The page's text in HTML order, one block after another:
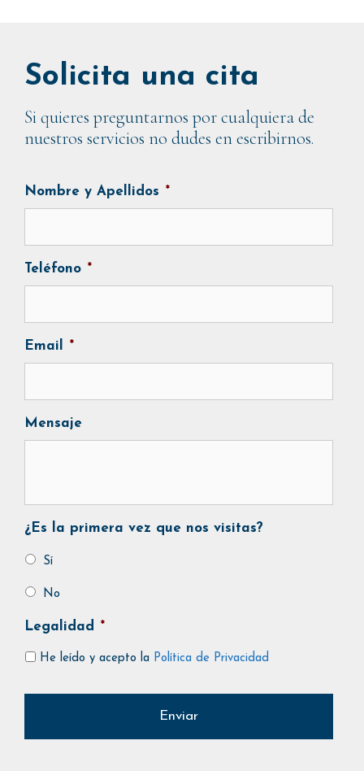
Solicita una cita
Si quieres preguntarnos por cualquiera de
nuestros servicios no dudes en escribirnos.
Nombre y Apellidos *
Teléfono *
Email *
Mensaje
¿Es la primera vez que nos visitas?
Sí
No
Legalidad *
He leído y acepto la Política de Privacidad